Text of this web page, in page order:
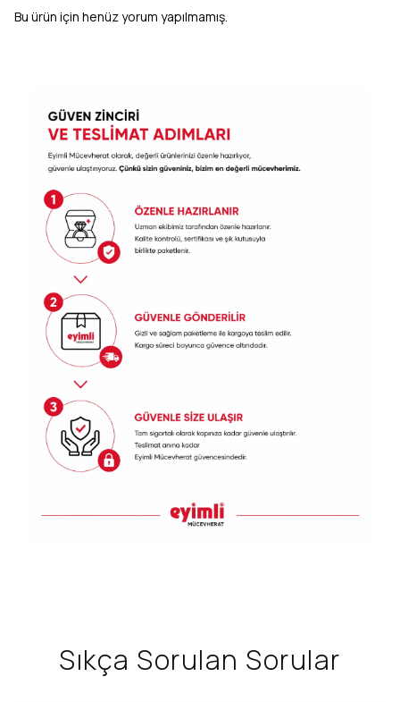
Bu ürün için henüz yorum yapılmamış.
Sıkça Sorulan Sorular